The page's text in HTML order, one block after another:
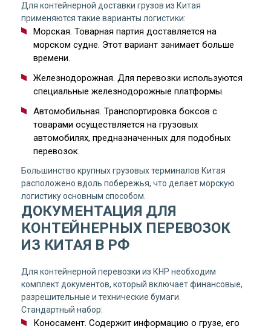
Для контейнерной доставки грузов из Китая
применяются такие варианты логистики:
Морская. Товарная партия доставляется на
морском судне. Этот вариант занимает больше
времени.
Железнодорожная. Для перевозки используются
специальные железнодорожные платформы.
Автомобильная. Транспортировка боксов с
товарами осуществляется на грузовых
автомобилях, предназначенных для подобных
перевозок.
Большинство крупных грузовых терминалов Китая
расположено вдоль побережья, что делает морскую
логистику основным способом.
ДОКУМЕНТАЦИЯ ДЛЯ
КОНТЕЙНЕРНЫХ ПЕРЕВОЗОК
ИЗ КИТАЯ В РФ
Для контейнерной перевозки из КНР необходим
комплект документов, который включает финансовые,
разрешительные и технические бумаги.
Стандартный набор:
Коносамент. Содержит информацию о грузе, его